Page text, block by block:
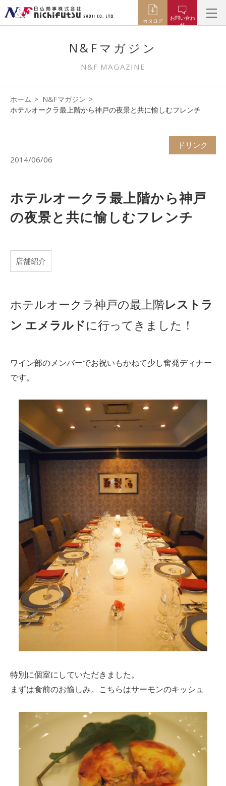
カタログ
お問い合わ
せ
N&Fマガジン
N&F MAGAZINE
ホーム
N&Fマガジン
ホテルオークラ最上階から神戸の夜景と共に愉しむフレンチ
ドリンク
2014/06/06
ホテルオークラ最上階から神戸
の夜景と共に愉しむフレンチ
店舗紹介
ホテルオークラ神戸の最上階レストラ
ン エメラルドに行ってきました！
ワイン部のメンバーでお祝いもかねて少し奮発ディナー
です。
特別に個室にしていただきました。
まずは食前のお愉しみ。こちらはサーモンのキッシュ